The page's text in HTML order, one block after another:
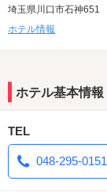
埼玉県川口市石神651
ホテル情報
ホテル基本情報
TEL
048-295-0151